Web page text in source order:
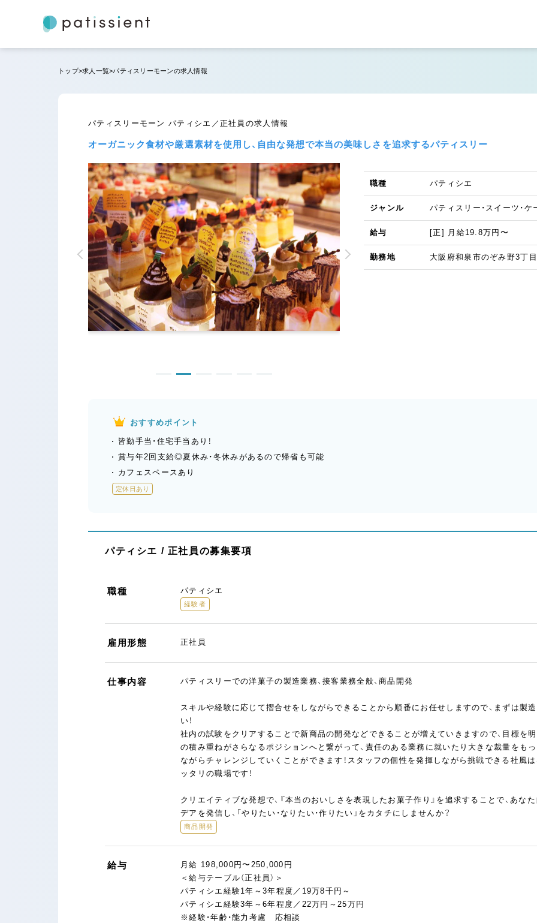
トップ 求人一覧 パティスリーモーンの求人情報
パティスリーモーン パティシエ／正社員の求人情報
オーガニック食材や厳選素材を使用し、自由な発想で本当の美味しさを追求するパティスリー
職種 パティシエ
ジャンル パティスリー・スイーツ・ケ
給与 [正] 月給19.8万円〜
勤務地 大阪府和泉市のぞみ野3丁
おすすめポイント
皆勤手当・住宅手当あり！
賞与年2回支給◎夏休み・冬休みがあるので帰省も可能
カフェスペースあり
定休日あり
パティシエ / 正社員の募集要項
職種 パティシエ
経験者
雇用形態 正社員
仕事内容 パティスリーでの洋菓子の製造業務、接客業務全般、商品開発
スキルや経験に応じて摺合せをしながらできることから順番にお任せしますので、まずは製
い！
社内の試験をクリアすることで新商品の開発などできることが増えていきますので、目標を
の積み重ねがさらなるポジションへと繋がって、責任のある業務に就いたり大きな裁量をも
ながらチャレンジしていくことができます！スタッフの個性を発揮しながら挑戦できる社風
ッタリの職場です！
クリエイティブな発想で、『本当のおいしさを表現したお菓子作り』を追求することで、あ
デアを発信し、「やりたい・なりたい・作りたい」をカタチにしませんか？
商品開発
給与
月給 198,000円〜250,000円
＜給与テーブル（正社員）＞
パティシエ経験1年～3年程度／19万8千円～
パティシエ経験3年～6年程度／22万円～25万円
※経験・年齢・能力考慮 応相談